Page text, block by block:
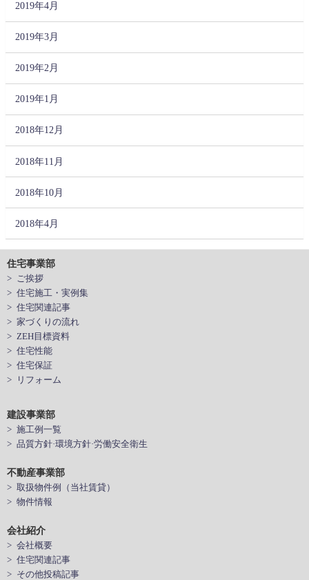
2019年4月
2019年3月
2019年2月
2019年1月
2018年12月
2018年11月
2018年10月
2018年4月
住宅事業部
> ご挨拶
> 住宅施工・実例集
> 住宅関連記事
> 家づくりの流れ
> ZEH目標資料
> 住宅性能
> 住宅保証
> リフォーム
建設事業部
> 施工例一覧
> 品質方針·環境方針·労働安全衛生
不動産事業部
> 取扱物件例（当社賃貸）
> 物件情報
会社紹介
> 会社概要
> 住宅関連記事
> その他投稿記事